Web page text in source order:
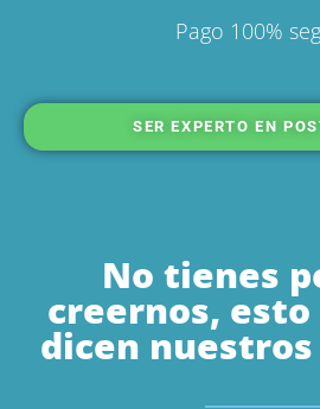
Pago 100%
SER EXPERTO EN
No tienes
creernos, esto
dicen